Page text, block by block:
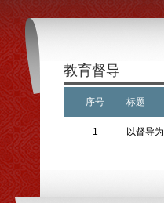
教育督导
序号 标题
1 以督导